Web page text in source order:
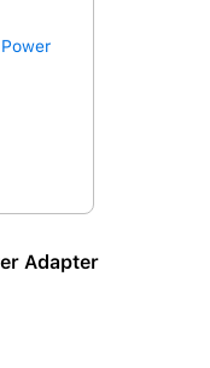
Adapter
Preis: